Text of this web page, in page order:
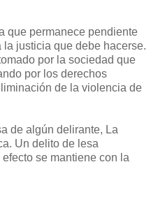
que permanece pendiente
justicia que debe hacerse.
por la sociedad que
por los derechos
de la violencia de
de algún delirante, La
Un delito de lesa
se mantiene con la